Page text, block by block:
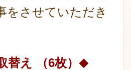
をさせていただき
替え （6枚） ◆